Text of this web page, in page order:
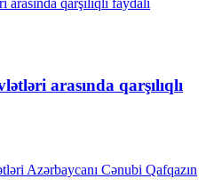
arasında qarşılıqlı